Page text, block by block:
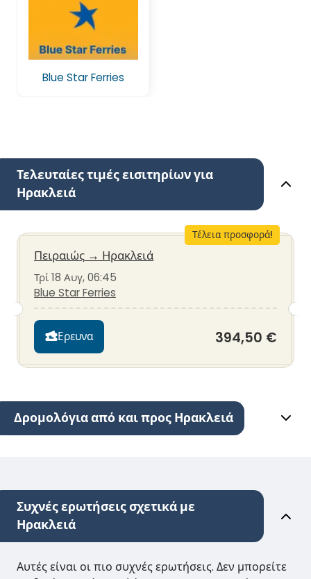
Blue Star Ferries
Τελευταίες τιμές εισιτηρίων για
Ηρακλειά
Τέλεια προσφορά!
Πειραιώς → Ηρακλειά
Τρί 18 Αυγ, 06:45
Blue Star Ferries
Ερευνα 394,50 €
Δρομολόγια από και προς Ηρακλειά
Συχνές ερωτήσεις σχετικά με
Ηρακλειά
Αυτές είναι οι πιο συχνές ερωτήσεις. Δεν μπορείτε